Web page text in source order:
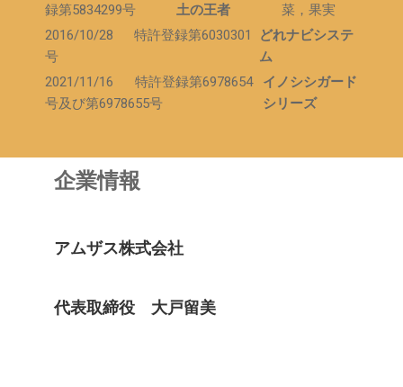
2012/09/14
ベビー用品の販売コンサルティング、特産品の生
産、及び知的財産の開発を主な事業として設立
録第5834299号
土の王者
菜，果実
2016/10/28 特許登録第6030301
号
どれナビシステ
ム
2021/11/16 特許登録第6978654
号及び第6978655号
イノシシガード
シリーズ
企業情報
アムザス株式会社
代表取締役 大戸留美